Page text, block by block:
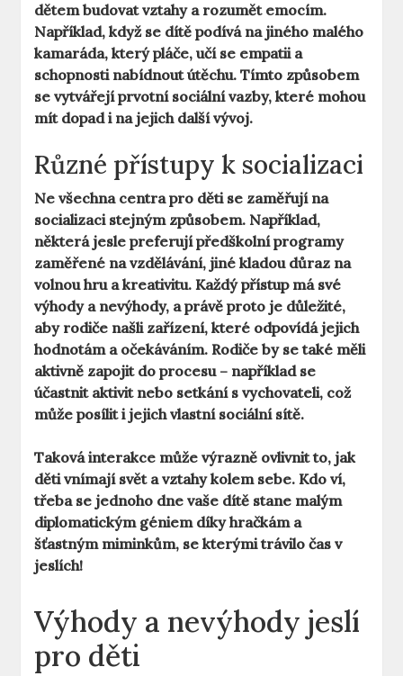
dětem budovat vztahy a rozumět emocím.
Například, když se dítě podívá na jiného malého
kamaráda, který pláče, učí se empatii a
schopnosti nabídnout útěchu. Tímto způsobem
se vytvářejí prvotní sociální vazby, které mohou
mít dopad i na jejich další vývoj.
Různé přístupy k socializaci
Ne všechna centra pro děti se zaměřují na
socializaci stejným způsobem. Například,
některá jesle preferují předškolní programy
zaměřené na vzdělávání, jiné kladou důraz na
volnou hru a kreativitu.Každý přístupmá své
výhody a nevýhody, a právě proto je důležité,
aby rodiče našli zařízení, které odpovídá jejich
hodnotám a očekáváním. Rodiče by se také měli
aktivně zapojit do procesu – například se
účastnit aktivit nebo setkání s vychovateli, což
může posílit i jejich vlastní sociální sítě.
Taková interakce může výrazně ovlivnit to, jak
děti vnímají svět a vztahy kolem sebe. Kdo ví,
třeba se jednoho dne vaše dítě stane malým
diplomatickým géniem díky hračkám a
šťastným miminkům, se kterými trávilo čas v
jeslích!
Výhody a nevýhody jeslí
pro děti